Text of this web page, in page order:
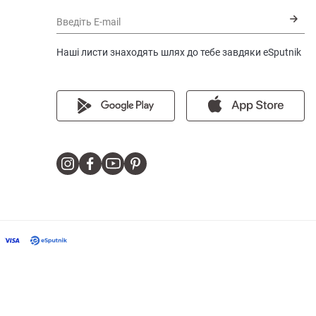
Введіть E-mail
Наші листи знаходять шлях до тебе завдяки eSputnik